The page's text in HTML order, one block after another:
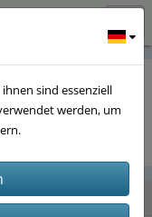
sind essenziell
werden, um